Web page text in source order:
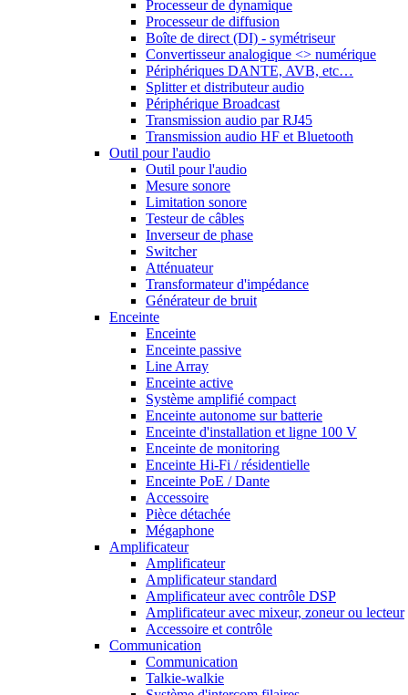
Processeur de dynamique
Processeur de diffusion
Boîte de direct (DI) - symétriseur
Convertisseur analogique <> numérique
Périphériques DANTE, AVB, etc…
Splitter et distributeur audio
Périphérique Broadcast
Transmission audio par RJ45
Transmission audio HF et Bluetooth
Outil pour l'audio
Outil pour l'audio
Mesure sonore
Limitation sonore
Testeur de câbles
Inverseur de phase
Switcher
Atténuateur
Transformateur d'impédance
Générateur de bruit
Enceinte
Enceinte
Enceinte passive
Line Array
Enceinte active
Système amplifié compact
Enceinte autonome sur batterie
Enceinte d'installation et ligne 100 V
Enceinte de monitoring
Enceinte Hi-Fi / résidentielle
Enceinte PoE / Dante
Accessoire
Pièce détachée
Mégaphone
Amplificateur
Amplificateur
Amplificateur standard
Amplificateur avec contrôle DSP
Amplificateur avec mixeur, zoneur ou lecteur
Accessoire et contrôle
Communication
Communication
Talkie-walkie